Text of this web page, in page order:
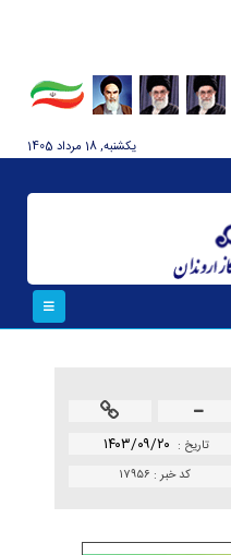
يکشنبه, 18 مرداد 1405
تاريخ : ۱۴۰۳/۰۹/۲۰
کد خبر : ۱۷۹۵۶